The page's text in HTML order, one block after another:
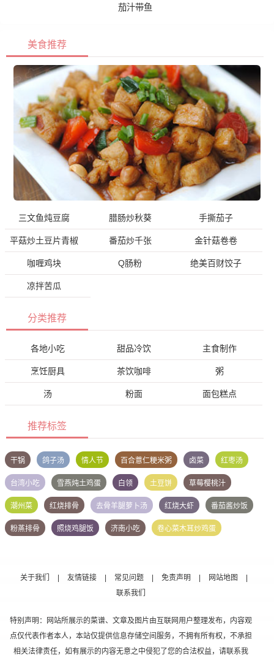
茄汁带鱼
美食推荐
三文鱼炖豆腐 腊肠炒秋葵 手撕茄子
平菇炒土豆片青椒 番茄炒千张 金针菇卷卷
咖喱鸡块 Q肠粉 绝美百财饺子
凉拌苦瓜
分类推荐
各地小吃 甜品冷饮 主食制作
烹饪厨具 茶饮咖啡 粥
汤 粉面 面包糕点
推荐标签
干锅 鸽子汤 情人节 百合薏仁粳米粥 卤菜 红枣汤
台湾小吃 雪燕炖土鸡蛋 白领 土豆饼 草莓樱桃汁
潮州菜 红烧排骨 去骨羊腿萝卜汤 红烧大虾 番茄酱炒饭
粉蒸排骨 照烧鸡腿饭 济南小吃 卷心菜木耳炒鸡蛋
关于我们 友情链接 常见问题 免责声明 网站地图
联系我们
特别声明：网站所展示的菜谱、文章及图片由互联网用户整理发布，内容观
点仅代表作者本人，本站仅提供信息存储空间服务，不拥有所有权，不承担
相关法律责任，如有展示的内容无意之中侵犯了您的合法权益，请联系我